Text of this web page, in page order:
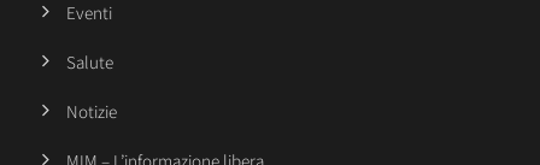
Eventi
Salute
Notizie